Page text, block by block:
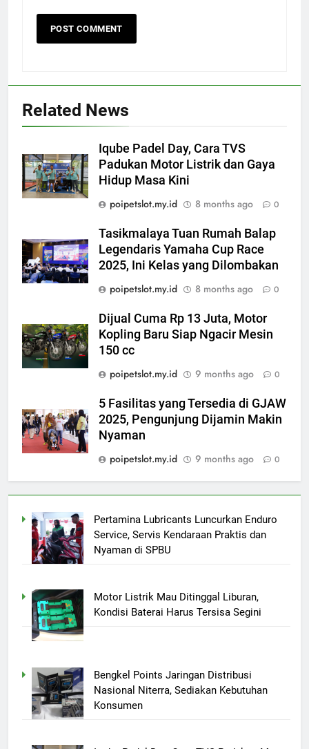
Related News
Iqube Padel Day, Cara TVS
Padukan Motor Listrik dan Gaya
Hidup Masa Kini
poipetslot.my.id
8 months ago 0
Tasikmalaya Tuan Rumah Balap
Legendaris Yamaha Cup Race
2025, Ini Kelas yang Dilombakan
poipetslot.my.id
8 months ago 0
Dijual Cuma Rp 13 Juta, Motor
Kopling Baru Siap Ngacir Mesin
150 cc
poipetslot.my.id
9 months ago 0
5 Fasilitas yang Tersedia di GJAW
2025, Pengunjung Dijamin Makin
Nyaman
poipetslot.my.id
9 months ago 0
Pertamina Lubricants Luncurkan Enduro
Service, Servis Kendaraan Praktis dan
Nyaman di SPBU
Motor Listrik Mau Ditinggal Liburan,
Kondisi Baterai Harus Tersisa Segini
Bengkel Points Jaringan Distribusi
Nasional Niterra, Sediakan Kebutuhan
Konsumen